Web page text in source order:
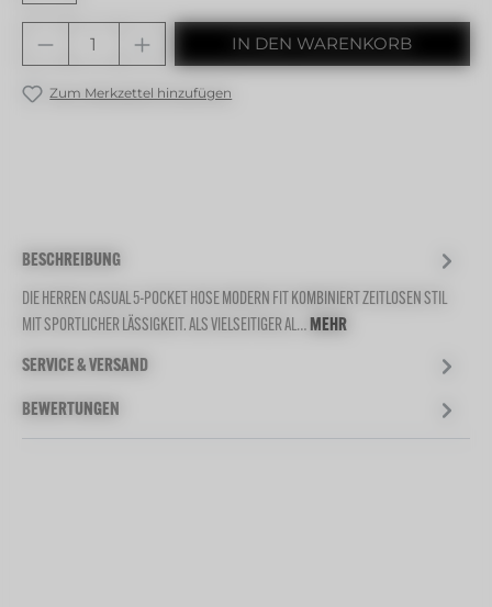
Produkt Anzahl: Gib den
IN DEN WARENKORB
Zum Merkzettel hinzufügen
BESCHREIBUNG
DIE HERREN CASUAL 5-POCKET HOSE MODERN FIT KOMBINIERT ZEITLOSEN STIL
MIT SPORTLICHER LÄSSIGKEIT. ALS VIELSEITIGER AL…MEHR
SERVICE & VERSAND
BEWERTUNGEN